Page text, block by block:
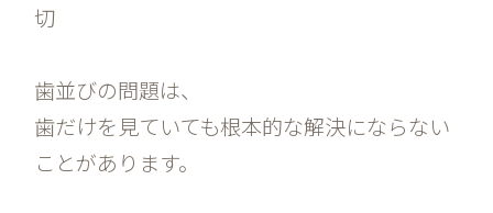
切
歯並びの問題は、
歯だけを見ていても根本的な解決にならない
ことがあります。